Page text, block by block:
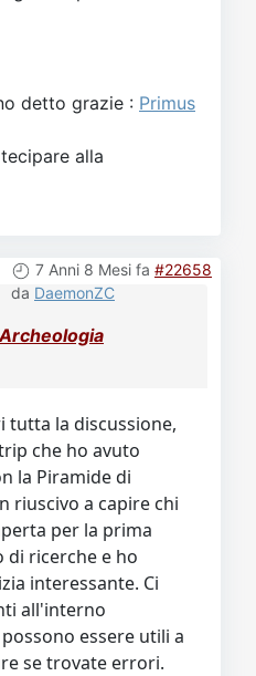
detto grazie : Primus
alla
7 Anni 8 Mesi fa #22658
da DaemonZC
Archeologia
tutta la discussione,
che ho avuto
la Piramide di
riuscivo a capire chi
per la prima
di ricerche e ho
interessante. Ci
all'interno
essere utili a
se trovate errori.